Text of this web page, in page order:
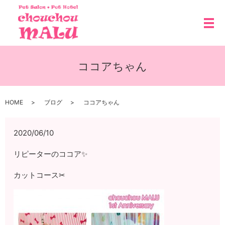
メ
ココアちゃん
HOME ブログ ココアちゃん
2020/06/10
リピーターのココア✨
カットコース✂